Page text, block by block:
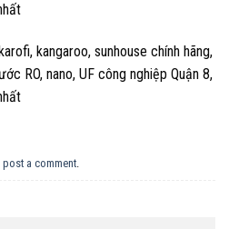
kangaroo, sunhouse chính hãng,
RO, nano, UF công nghiệp Quận 8,
post a comment.